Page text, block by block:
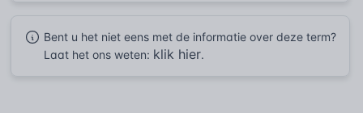
Bent u het niet eens met de informatie over deze term?
Laat het ons weten: klik hier.